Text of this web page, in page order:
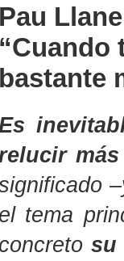
Pau
“Cuando
bastante
el tema
concreto su